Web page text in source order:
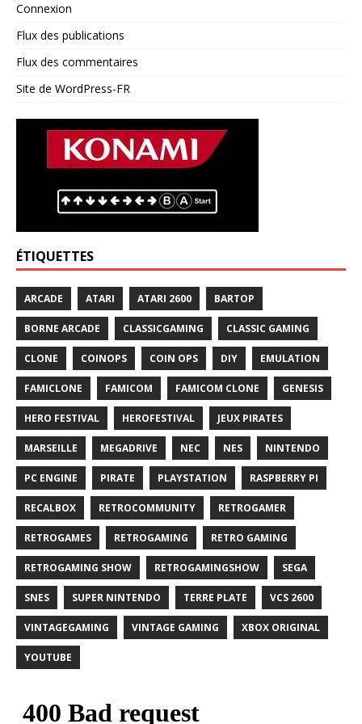
Connexion
Flux des publications
Flux des commentaires
Site de WordPress-FR
ÉTIQUETTES
ARCADE ATARI ATARI 2600 BARTOP
BORNE ARCADE CLASSICGAMING CLASSIC GAMING
CLONE COINOPS COIN OPS DIY EMULATION
FAMICLONE FAMICOM FAMICOM CLONE GENESIS
HERO FESTIVAL HEROFESTIVAL JEUX PIRATES
MARSEILLE MEGADRIVE NEC NES NINTENDO
PC ENGINE PIRATE PLAYSTATION RASPBERRY PI
RECALBOX RETROCOMMUNITY RETROGAMER
RETROGAMES RETROGAMING RETRO GAMING
RETROGAMING SHOW RETROGAMINGSHOW SEGA
SNES SUPER NINTENDO TERRE PLATE VCS 2600
VINTAGEGAMING VINTAGE GAMING XBOX ORIGINAL
YOUTUBE